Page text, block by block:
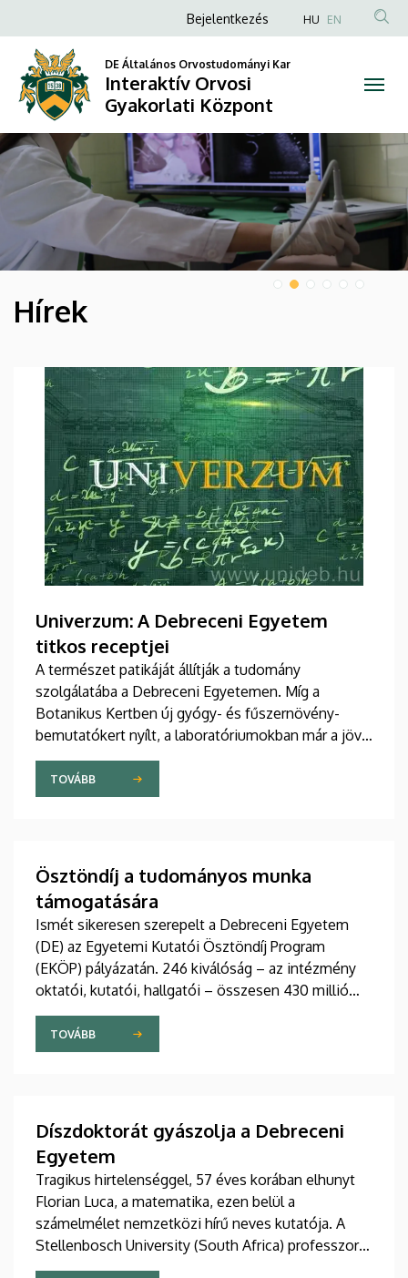
Orvosi
Gyakorlati
Központ
Anonim
fiók
menüje
Bejelentkezés HU EN
DE Általános Orvostudományi Kar
Interaktív Orvosi
Gyakorlati Központ
DIAVETÍTÉS
HÍREK
Hírek
Univerzum: A Debreceni Egyetem
titkos receptjei
A természet patikáját állítják a tudomány
szolgálatába a Debreceni Egyetemen. Míg a
Botanikus Kertben új gyógy- és fűszernövény-
bemutatókert nyílt, a laboratóriumokban már a jövő
természetes gyógyszereit tökéletesítik a kutatók.
A nemzetközileg is elismert debreceni fejlesztések
– a bőrbarát rózsakrémtől a normál vércukorszintet
M. Tóth Ildikó Sajtóközpont saját gyártású
tudományos sorozatának legújabb riportjában.
TOVÁBB
Ösztöndíj a tudományos munka
támogatására
Ismét sikeresen szerepelt a Debreceni Egyetem
(DE) az Egyetemi Kutatói Ösztöndíj Program
(EKÖP) pályázatán. 246 kiválóság – az intézmény
oktatói, kutatói, hallgatói – összesen 430 millió
forint támogatást nyert el pályaművével
tudományos munkája folyatásához.
TOVÁBB
Díszdoktorát gyászolja a Debreceni
Egyetem
Tragikus hirtelenséggel, 57 éves korában elhunyt
Florian Luca, a matematika, ezen belül a
számelmélet nemzetközi hírű neves kutatója. A
Stellenbosch University (South Africa) professzorát
2025 novemberében avatta díszdoktorai sorába a